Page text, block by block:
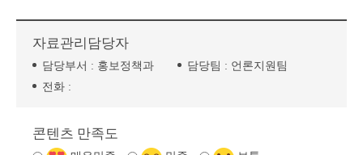
자료관리담당자
담당부서 : 홍보정책과 담당팀 : 언론지원팀
전화 :
콘텐츠 만족도